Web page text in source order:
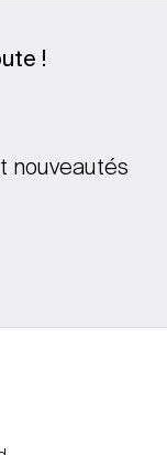
!
nouveautés